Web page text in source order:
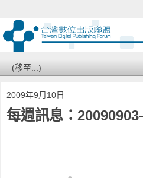
2009年9月10日
每週訊息：